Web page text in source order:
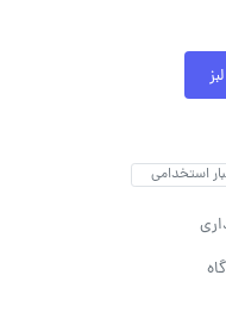
استخدامی